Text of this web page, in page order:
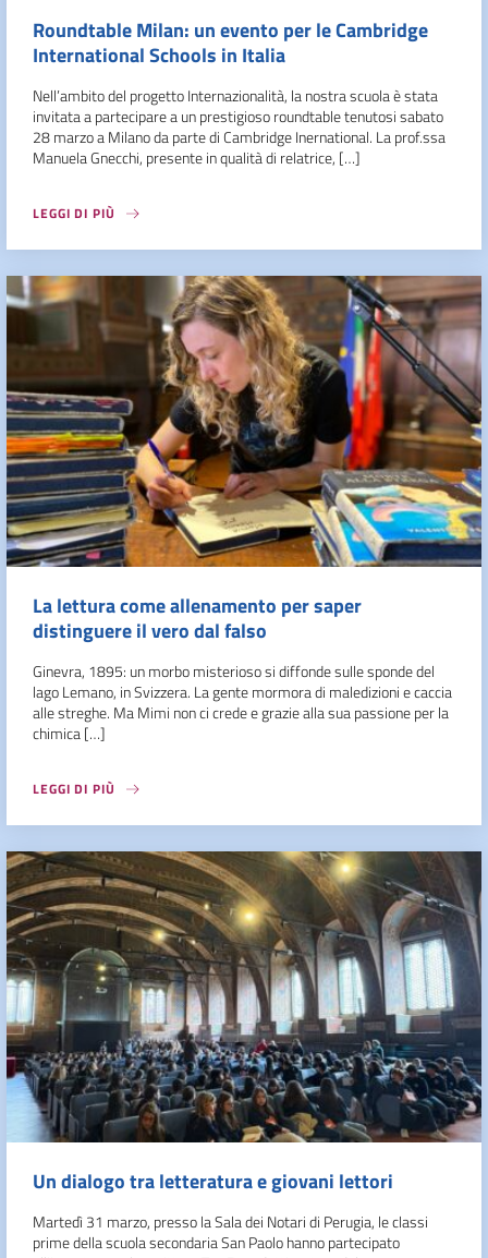
Roundtable Milan: un evento per le Cambridge
International Schools in Italia
Nell’ambito del progetto Internazionalità, la nostra scuola è stata
invitata a partecipare a un prestigioso roundtable tenutosi sabato
28 marzo a Milano da parte di Cambridge Inernational. La prof.ssa
Manuela Gnecchi, presente in qualità di relatrice, […]
LEGGI DI PIÙ
La lettura come allenamento per saper
distinguere il vero dal falso
Ginevra, 1895: un morbo misterioso si diffonde sulle sponde del
lago Lemano, in Svizzera. La gente mormora di maledizioni e caccia
alle streghe. Ma Mimi non ci crede e grazie alla sua passione per la
chimica […]
LEGGI DI PIÙ
Un dialogo tra letteratura e giovani lettori
Martedì 31 marzo, presso la Sala dei Notari di Perugia, le classi
prime della scuola secondaria San Paolo hanno partecipato